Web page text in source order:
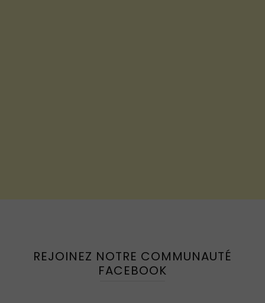
REJOINEZ NOTRE COMMUNAUTÉ
FACEBOOK